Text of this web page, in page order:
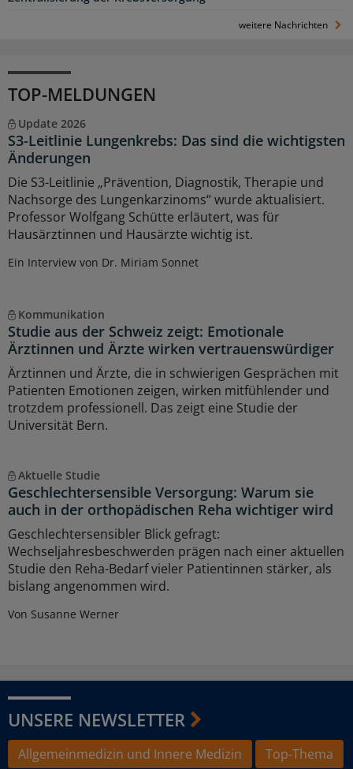
weitere Nachrichten
TOP-MELDUNGEN
Update 2026
S3-Leitlinie Lungenkrebs: Das sind die wichtigsten
Änderungen
Die S3-Leitlinie „Prävention, Diagnostik, Therapie und
Nachsorge des Lungenkarzinoms“ wurde aktualisiert.
Professor Wolfgang Schütte erläutert, was für
Hausärztinnen und Hausärzte wichtig ist.
Ein Interview von Dr. Miriam Sonnet
Kommunikation
Studie aus der Schweiz zeigt: Emotionale
Ärztinnen und Ärzte wirken vertrauenswürdiger
Ärztinnen und Ärzte, die in schwierigen Gesprächen mit
Patienten Emotionen zeigen, wirken mitfühlender und
trotzdem professionell. Das zeigt eine Studie der
Universität Bern.
Aktuelle Studie
Geschlechtersensible Versorgung: Warum sie
auch in der orthopädischen Reha wichtiger wird
Geschlechtersensibler Blick gefragt:
Wechseljahresbeschwerden prägen nach einer aktuellen
Studie den Reha-Bedarf vieler Patientinnen stärker, als
bislang angenommen wird.
Von Susanne Werner
UNSERE NEWSLETTER
Allgemeinmedizin und Innere Medizin
Top-Thema